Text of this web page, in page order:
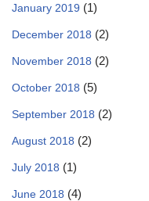
January 2019 (1)
December 2018 (2)
November 2018 (2)
October 2018 (5)
September 2018 (2)
August 2018 (2)
July 2018 (1)
June 2018 (4)